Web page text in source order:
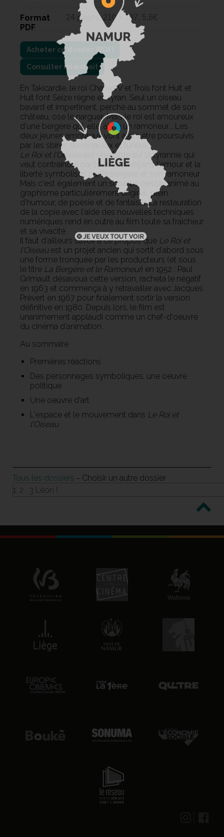
Format
PDF
24 pages, 210 x 297, 5,6€
Consulter un extrait
En Takicardie, le roi Charles V et Trois font Huit et
Huit font Seize règne en tyran. Seul un oiseau
bavard et impertinent, perché au sommet de son
château, ose le narguer. Mais le roi est amoureux
d'une bergère qui, elle, aime un ramoneur... Les
deux jeunes amoureux vont alors être poursuivis
par les sbires du roi jaloux et furieux.
Le Roi et l'Oiseau
est une fable sur la tyrannie qui
veut contraindre par tous les moyens l'amour et la
liberté symbolisés par la bergère et son ramoneur.
Mais c'est également un superbe dessin animé au
graphisme particulièrement original, plein
d'humour, de poésie et de fantaisie. La restauration
de la copie avec l'aide des nouvelles techniques
numériques rend en outre au film toute sa fraîcheur
et sa vivacité.
Il faut d'ailleurs savoir à ce propos que Le Roi et
l'Oiseauest un projet ancien qui sortit d'abord sous
une forme tronquée par les producteurs (et sous
le titre La Bergère et le Ramoneur) en 1952 : Paul
Grimault désavoua cette version, racheta le négatif
en 1963 et commença à y retravailler avec Jacques
Prévert en 1967 pour finalement sortir la version
définitive en 1980. Depuis lors, le film est
unanimement applaudi comme un chef-d'oeuvre
du cinéma d'animation.
Au sommaire
Premières réactions
Des personnages symboliques, une oeuvre
politique
Une oeuvre d'art
L'espace et le mouvement dans Le Roi et
l'Oiseau
Tous les dossiers - Choisir un autre dossier
1, 2 , 3 Léon !